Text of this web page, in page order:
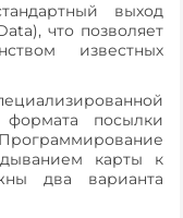
выход
что позволяет
известных
посылки
карты к
два варианта